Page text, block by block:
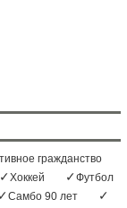
гражданство
Хоккей
Футбол
Самбо 90 лет